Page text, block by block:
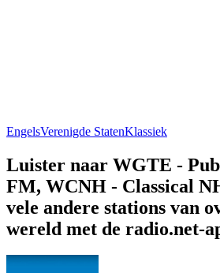
EngelsVerenigde StatenKlassiek
Luister naar WGTE -
FM, WCNH - Classical
vele andere stations van
wereld met de radio.net-